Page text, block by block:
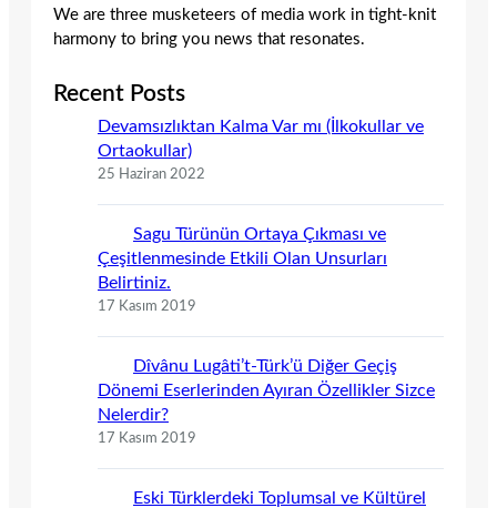
We are three musketeers of media work in tight-knit
harmony to bring you news that resonates.
Recent Posts
Devamsızlıktan Kalma Var mı (İlkokullar ve
Ortaokullar)
25 Haziran 2022
Sagu Türünün Ortaya Çıkması ve
Çeşitlenmesinde Etkili Olan Unsurları
Belirtiniz.
17 Kasım 2019
Dîvânu Lugâti’t-Türk’ü Diğer Geçiş
Dönemi Eserlerinden Ayıran Özellikler Sizce
Nelerdir?
17 Kasım 2019
Eski Türklerdeki Toplumsal ve Kültürel